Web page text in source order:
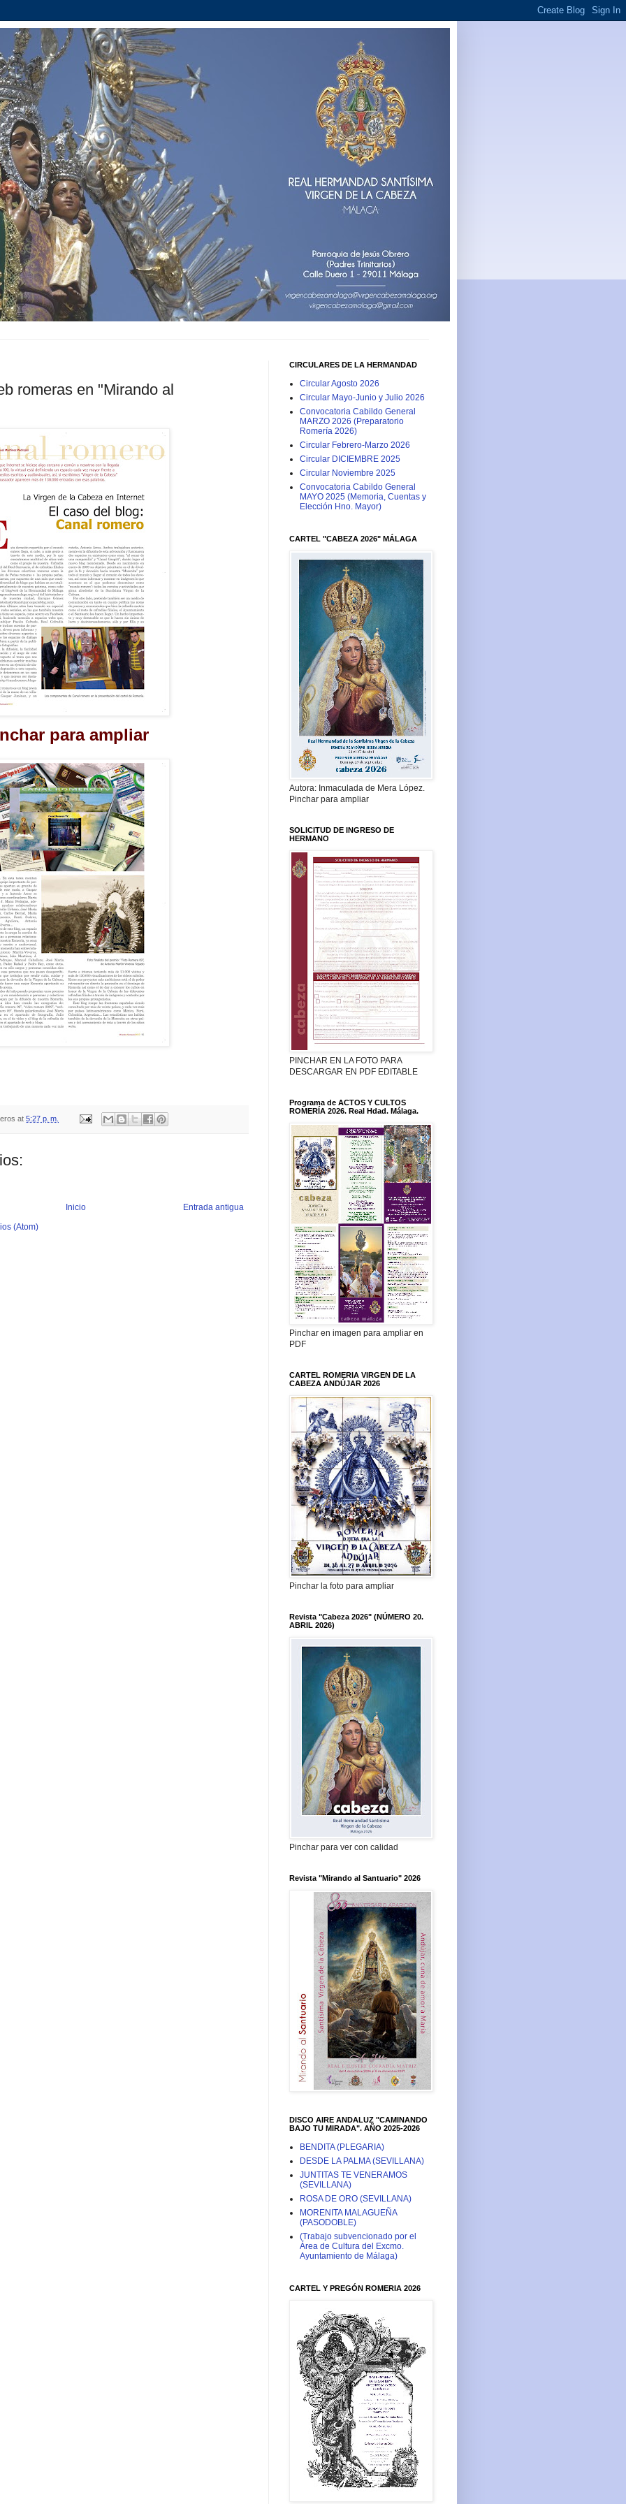
romeras en "Mirando al
para ampliar
at 5:27 p. m.
Entrada antigua
Inicio
(Atom)
CIRCULARES DE LA HERMANDAD
Circular Agosto 2026
Circular Mayo-Junio y Julio 2026
Convocatoria Cabildo General
MARZO 2026 (Preparatorio
Romería 2026)
Circular Febrero-Marzo 2026
Circular DICIEMBRE 2025
Circular Noviembre 2025
Convocatoria Cabildo General
MAYO 2025 (Memoria, Cuentas y
Elección Hno. Mayor)
CARTEL "CABEZA 2026" MÁLAGA
Autora: Inmaculada de Mera López.
Pinchar para ampliar
SOLICITUD DE INGRESO DE
HERMANO
PINCHAR EN LA FOTO PARA
DESCARGAR EN PDF EDITABLE
Programa de ACTOS Y CULTOS
ROMERÍA 2026. Real Hdad. Málaga.
Pinchar en imagen para ampliar en
PDF
CARTEL ROMERIA VIRGEN DE LA
CABEZA ANDÚJAR 2026
Pinchar la foto para ampliar
Revista "Cabeza 2026" (NÚMERO 20.
ABRIL 2026)
Pinchar para ver con calidad
Revista "Mirando al Santuario" 2026
DISCO AIRE ANDALUZ "CAMINANDO
BAJO TU MIRADA". AÑO 2025-2026
BENDITA (PLEGARIA)
DESDE LA PALMA (SEVILLANA)
JUNTITAS TE VENERAMOS
(SEVILLANA)
ROSA DE ORO (SEVILLANA)
MORENITA MALAGUEÑA
(PASODOBLE)
(Trabajo subvencionado por el
Área de Cultura del Excmo.
Ayuntamiento de Málaga)
CARTEL Y PREGÓN ROMERIA 2026